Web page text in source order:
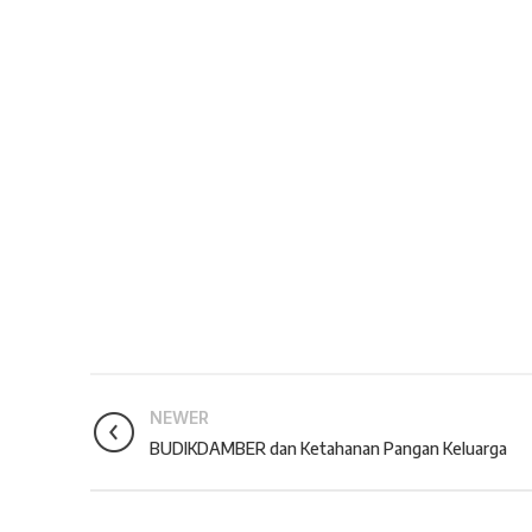
NEWER
BUDIKDAMBER dan Ketahanan Pangan Keluarga